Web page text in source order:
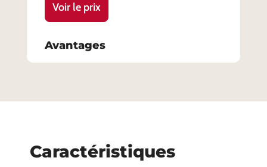
Voir le prix
Avantages
Caractéristiques